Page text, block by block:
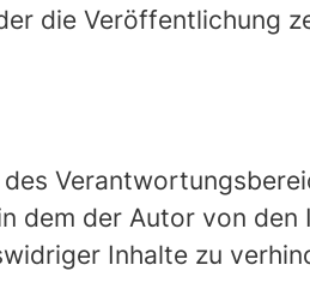
die Veröffentlichung
dem der Autor von den
Inhalte zu